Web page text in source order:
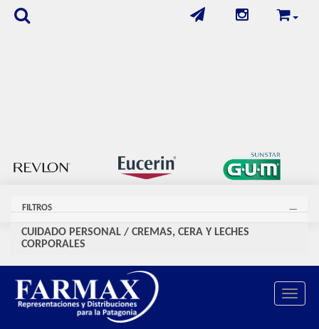
Toggle
FILTROS
CUIDADO PERSONAL / CREMAS, CERA Y LECHES
CORPORALES
Se encontraron46 productos